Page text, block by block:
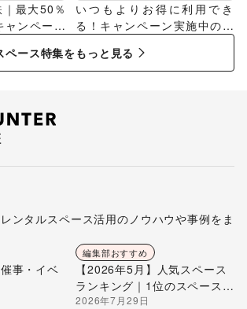
｜最大50％
ャンペーン
いつもよりお得に利用でき
る！キャンペーン実施中のス
ペース特集をもっと見る
ンタルスペース活用のノウハウや事例をま
事・イベ
編集部おすすめ
【2026年5月】人気スペース
ランキング｜1位のスペースを
編集部が解説
2026年7月29日